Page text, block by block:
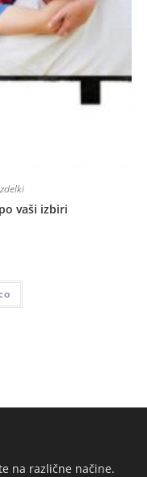
vaši izbiri
na različne načine.